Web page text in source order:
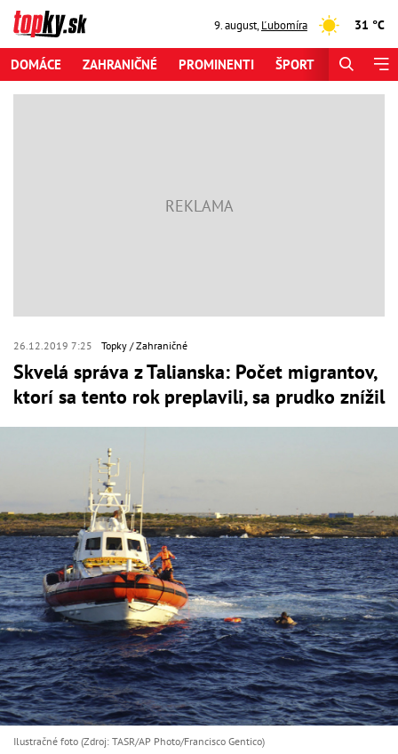
9. august,Ľubomíra 31 °C
DOMÁCE ZAHRANIČNÉ PROMINENTI ŠPORT
26.12.2019 7:25 Topky Zahraničné
Skvelá správa z Talianska: Počet migrantov,
ktorí sa tento rok preplavili, sa prudko znížil
Ilustračné foto (Zdroj: TASR/AP Photo/Francisco Gentico)